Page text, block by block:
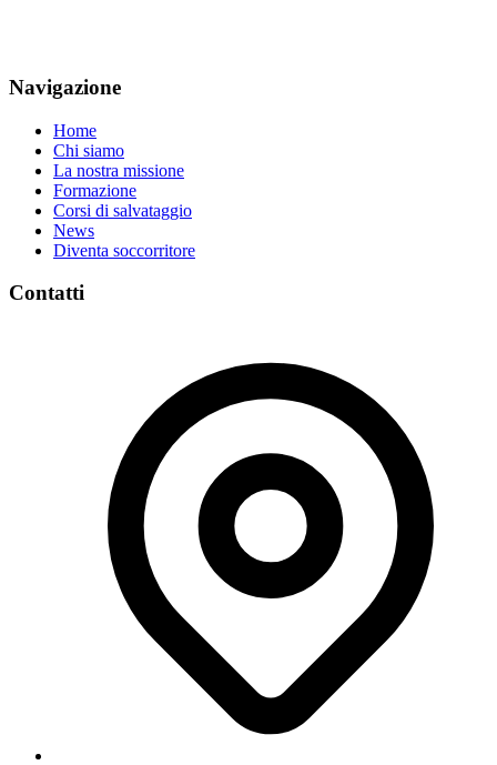
Navigazione
Home
Chi siamo
La nostra missione
Formazione
Corsi di salvataggio
News
Diventa soccorritore
Contatti